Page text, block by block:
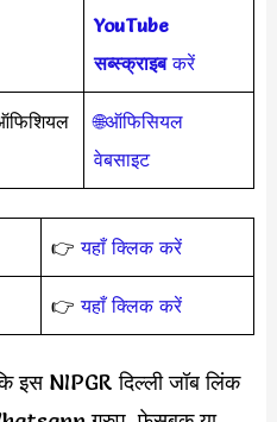
YouTube
सब्स्क्राइबकरें
🌐ऑफिसियल
वेबसाइट
👉यहाँ क्लिक करें
👉यहाँ क्लिक करें
इस NIPGR दिल्ली जॉब लिंक